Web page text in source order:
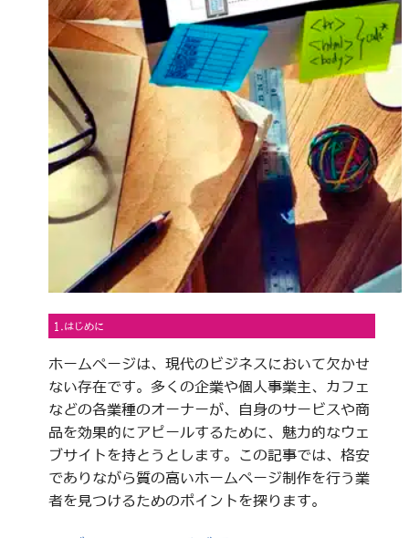
1.はじめに
ホームページは、現代のビジネスにおいて欠かせ
ない存在です。多くの企業や個人事業主、カフェ
などの各業種のオーナーが、自身のサービスや商
品を効果的にアピールするために、魅力的なウェ
ブサイトを持とうとします。この記事では、格安
でありながら質の高いホームページ制作を行う業
者を見つけるためのポイントを探ります。